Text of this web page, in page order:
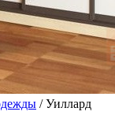
/ Уиллард